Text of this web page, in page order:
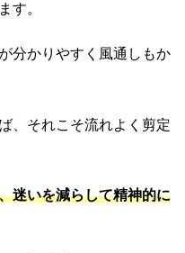
す。
分かりやすく風通しもか
、それこそ流れよく剪定
迷いを減らして精神的に